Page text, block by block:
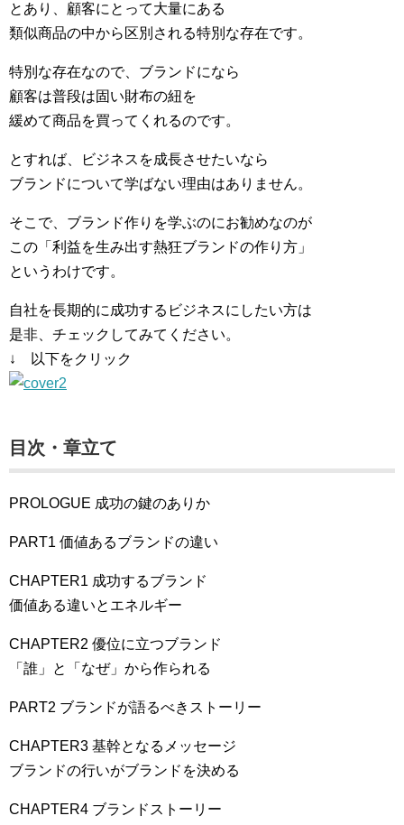
とあり、顧客にとって大量にある
類似商品の中から区別される特別な存在です。
特別な存在なので、ブランドになら
顧客は普段は固い財布の紐を
緩めて商品を買ってくれるのです。
とすれば、ビジネスを成長させたいなら
ブランドについて学ばない理由はありません。
そこで、ブランド作りを学ぶのにお勧めなのが
この「利益を生み出す熱狂ブランドの作り方」
というわけです。
自社を長期的に成功するビジネスにしたい方は
是非、チェックしてみてください。
↓ 以下をクリック
目次・章立て
PROLOGUE 成功の鍵のありか
PART1 価値あるブランドの違い
CHAPTER1 成功するブランド
価値ある違いとエネルギー
CHAPTER2 優位に立つブランド
「誰」と「なぜ」から作られる
PART2 ブランドが語るべきストーリー
CHAPTER3 基幹となるメッセージ
ブランドの行いがブランドを決める
CHAPTER4 ブランドストーリー